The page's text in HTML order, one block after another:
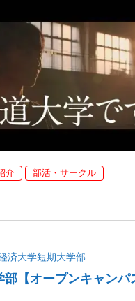
介 部活・サークル
済大学短期大学部
【オープンキャンパ